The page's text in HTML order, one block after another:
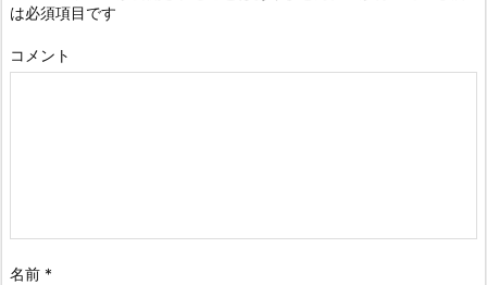
は必須項目です
コメント
名前 *